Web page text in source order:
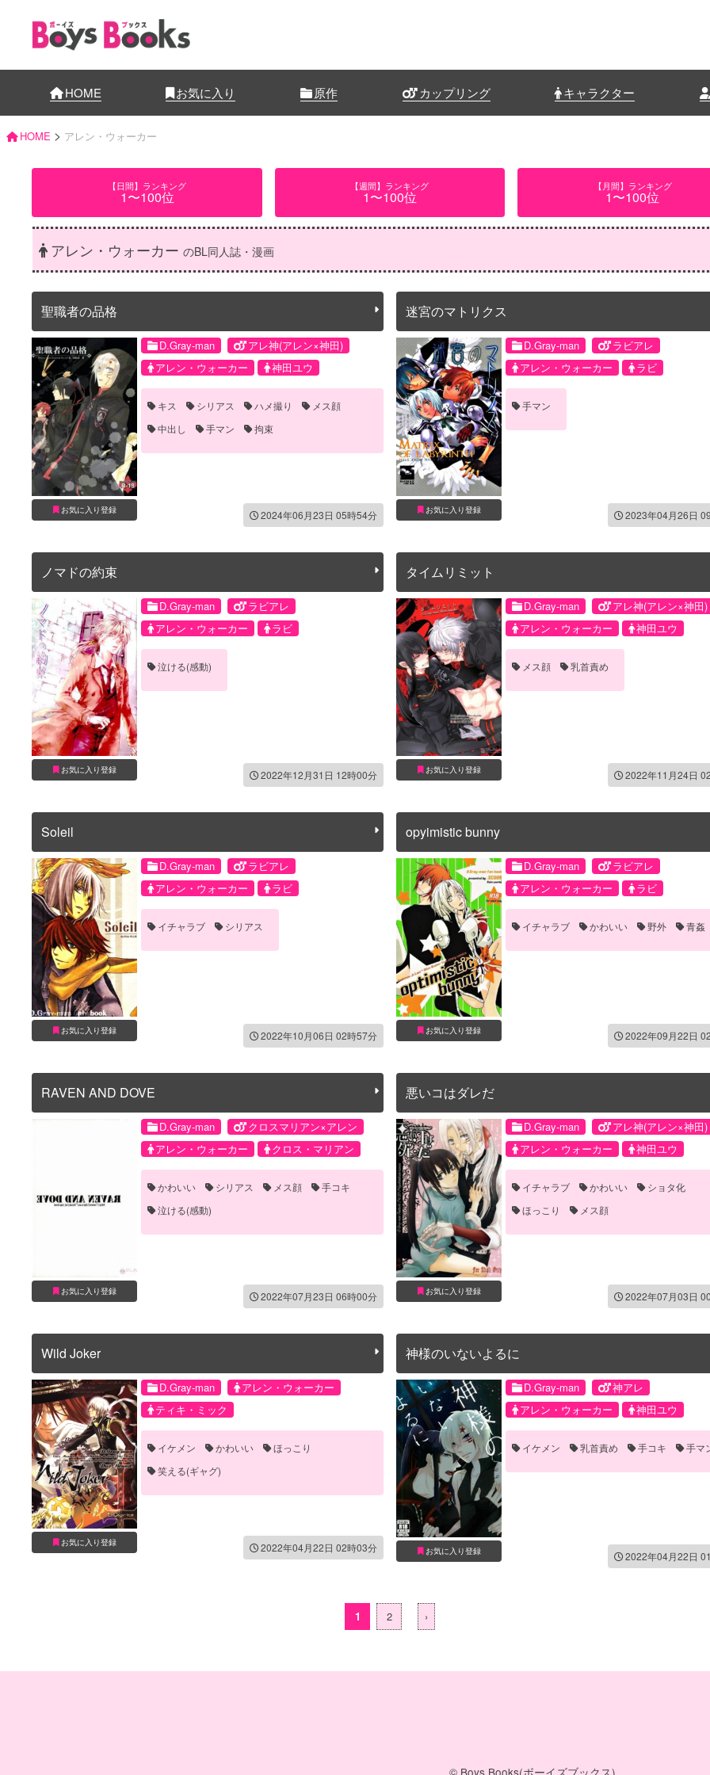
HOME お気に入り 原作 カップリング キャラクター
HOME > アレン・ウォーカー
【日間】ランキング
1〜100位
【週間】ランキング
1〜100位
【月間】ランキング
1〜100位
アレン・ウォーカーのBL同人誌・漫画
聖職者の品格
お気に入り登録
D.Gray-man
アレ神(アレン×神田)
アレン・ウォーカー
神田ユウ
キス シリアス ハメ撮り
メス顔
中出し
手マン 拘束
2024年06月23日 05時54分
迷宮のマトリクス
お気に入り登録
D.Gray-man
ラビアレ
アレン・ウォーカー
ラビ
手マン
2023年04月26日
ノマドの約束
お気に入り登録
D.Gray-man
ラビアレ
アレン・ウォーカー
ラビ
泣ける(感動)
2022年12月31日 12時00分
タイムリミット
お気に入り登録
D.Gray-man
アレ神(アレン×神田)
アレン・ウォーカー
神田ユウ
メス顔 乳首責め
2022年11月24日
Soleil
お気に入り登録
D.Gray-man
ラビアレ
アレン・ウォーカー
ラビ
イチャラブ シリアス
2022年10月06日 02時57分
opyimistic bunny
お気に入り登録
D.Gray-man
ラビアレ
アレン・ウォーカー
ラビ
イチャラブ かわいい 野外 青姦
2022年09月22日
RAVEN AND DOVE
お気に入り登録
D.Gray-man
クロスマリアン×アレン
アレン・ウォーカー
クロス・マリアン
かわいい シリアス メス顔
手コキ
泣ける(感動)
2022年07月23日 06時00分
悪いコはダレだ
お気に入り登録
D.Gray-man
アレ神(アレン×神田)
アレン・ウォーカー
神田ユウ
イチャラブ かわいい
ショタ化
ほっこり
メス顔
2022年07月03日
Wild Joker
お気に入り登録
D.Gray-man
アレン・ウォーカー
ティキ・ミック
イケメン かわいい
ほっこり
笑える(ギャグ)
2022年04月22日 02時03分
神様のいないよるに
お気に入り登録
D.Gray-man
神アレ
アレン・ウォーカー
神田ユウ
イケメン 乳首責め 手コキ 手マ
2022年04月22日
1 2 ›
© Boys Books(ボーイズブックス)